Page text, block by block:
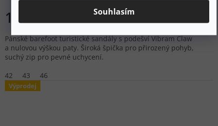
Souhlasím
1 531 Kč
Pánské barefoot turistické sandály s podešví Vibram Claw
a nulovou výškou paty. Široká špička pro přirozený pohyb,
suchý zip pro pevné uchycení.
42
43 46
Výprodej